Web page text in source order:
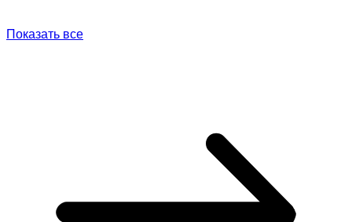
Показать все